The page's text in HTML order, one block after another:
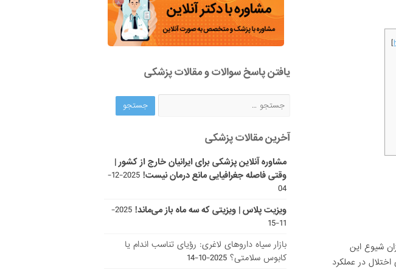
]
شیوع این
در عملکرد
یافتن پاسخ سوالات و مقالات پزشکی
آخرین مقالات پزشکی
مشاوره آنلاین پزشکی برای ایرانیان خارج از کشور |
وقتی فاصله جغرافیایی مانع درمان نیست!
2025-12-
04
ویزیت پلاس | ویزیتی که سه ماه باز می‌ماند!
2025-
11-15
بازار سیاه داروهای لاغری: رؤیای تناسب اندام یا
کابوس سلامتی؟ 2025-10-14